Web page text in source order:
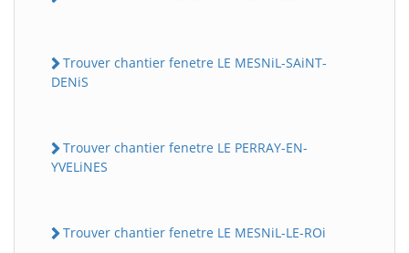
Trouver chantier fenetre LE MESNiL-SAiNT-
DENiS
Trouver chantier fenetre LE PERRAY-EN-
YVELiNES
Trouver chantier fenetre LE MESNiL-LE-ROi